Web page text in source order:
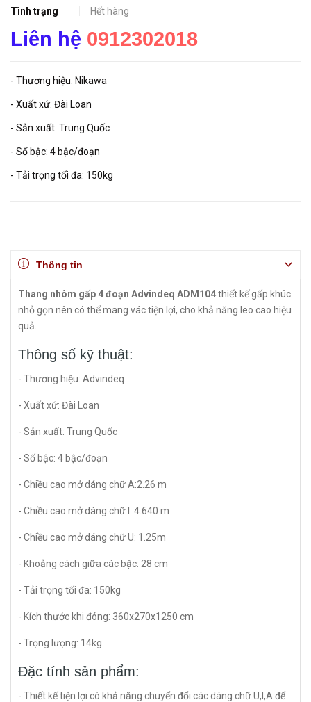
Tình trạng
Hết hàng
Liên hệ 0912302018
- Thương hiệu: Nikawa
- Xuất xứ: Đài Loan
- Sản xuất: Trung Quốc
- Số bậc: 4 bậc/đoạn
- Tải trọng tối đa: 150kg
Thông tin
Thang nhôm gấp 4 đoạn Advindeq ADM104thiết kế gấp khúc
nhỏ gọn nên có thể mang vác tiện lợi, cho khả năng leo cao hiệu
quả.
Thông số kỹ thuật:
- Thương hiệu: Advindeq
- Xuất xứ: Đài Loan
- Sản xuất: Trung Quốc
- Số bậc: 4 bậc/đoạn
- Chiều cao mở dáng chữ A:2.26 m
- Chiều cao mở dáng chữ I: 4.640 m
- Chiều cao mở dáng chữ U: 1.25m
- Khoảng cách giữa các bậc: 28 cm
- Tải trọng tối đa: 150kg
- Kích thước khi đóng: 360x270x1250 cm
- Trọng lượng: 14kg
Đặc tính sản phẩm:
- Thiết kế tiện lợi có khả năng chuyển đổi các dáng chữ U,I,A để